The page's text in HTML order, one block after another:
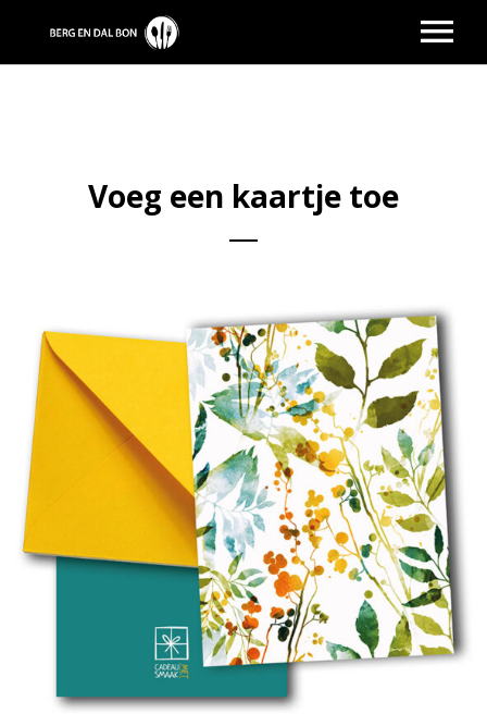
RESTAURANTS
CONTACT
INLOGGEN
Voeg een kaartje toe